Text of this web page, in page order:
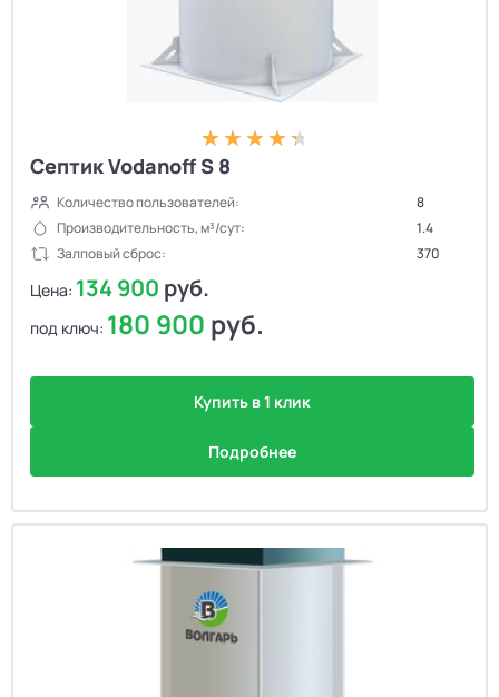
Септик Vodanoff S 8
Количество пользователей:
8
Производительность, м³/сут:
1.4
Залповый сброс:
370
Цена: 134 900 руб.
под ключ: 180 900 руб.
Купить в 1 клик
Подробнее